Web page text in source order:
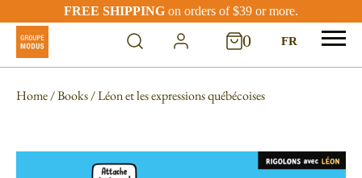
FREE SHIPPING on orders of $39 or more.
0 FR
Home/Books/ Léon et les expressions québécoises